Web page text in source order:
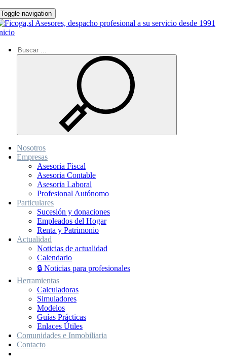
Toggle navigation
Nosotros
Empresas
Asesoria Fiscal
Asesoria Contable
Asesoria Laboral
Profesional Autónomo
Particulares
Sucesión y donaciones
Empleados del Hogar
Renta y Patrimonio
Actualidad
Noticias de actualidad
Calendario
🔒 Noticias para profesionales
Herramientas
Calculadoras
Simuladores
Modelos
Guías Prácticas
Enlaces Útiles
Comunidades e Inmobiliaria
Contacto